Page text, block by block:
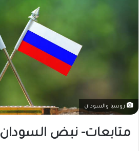
روسيا والسودان
متابعات- نبض السودان